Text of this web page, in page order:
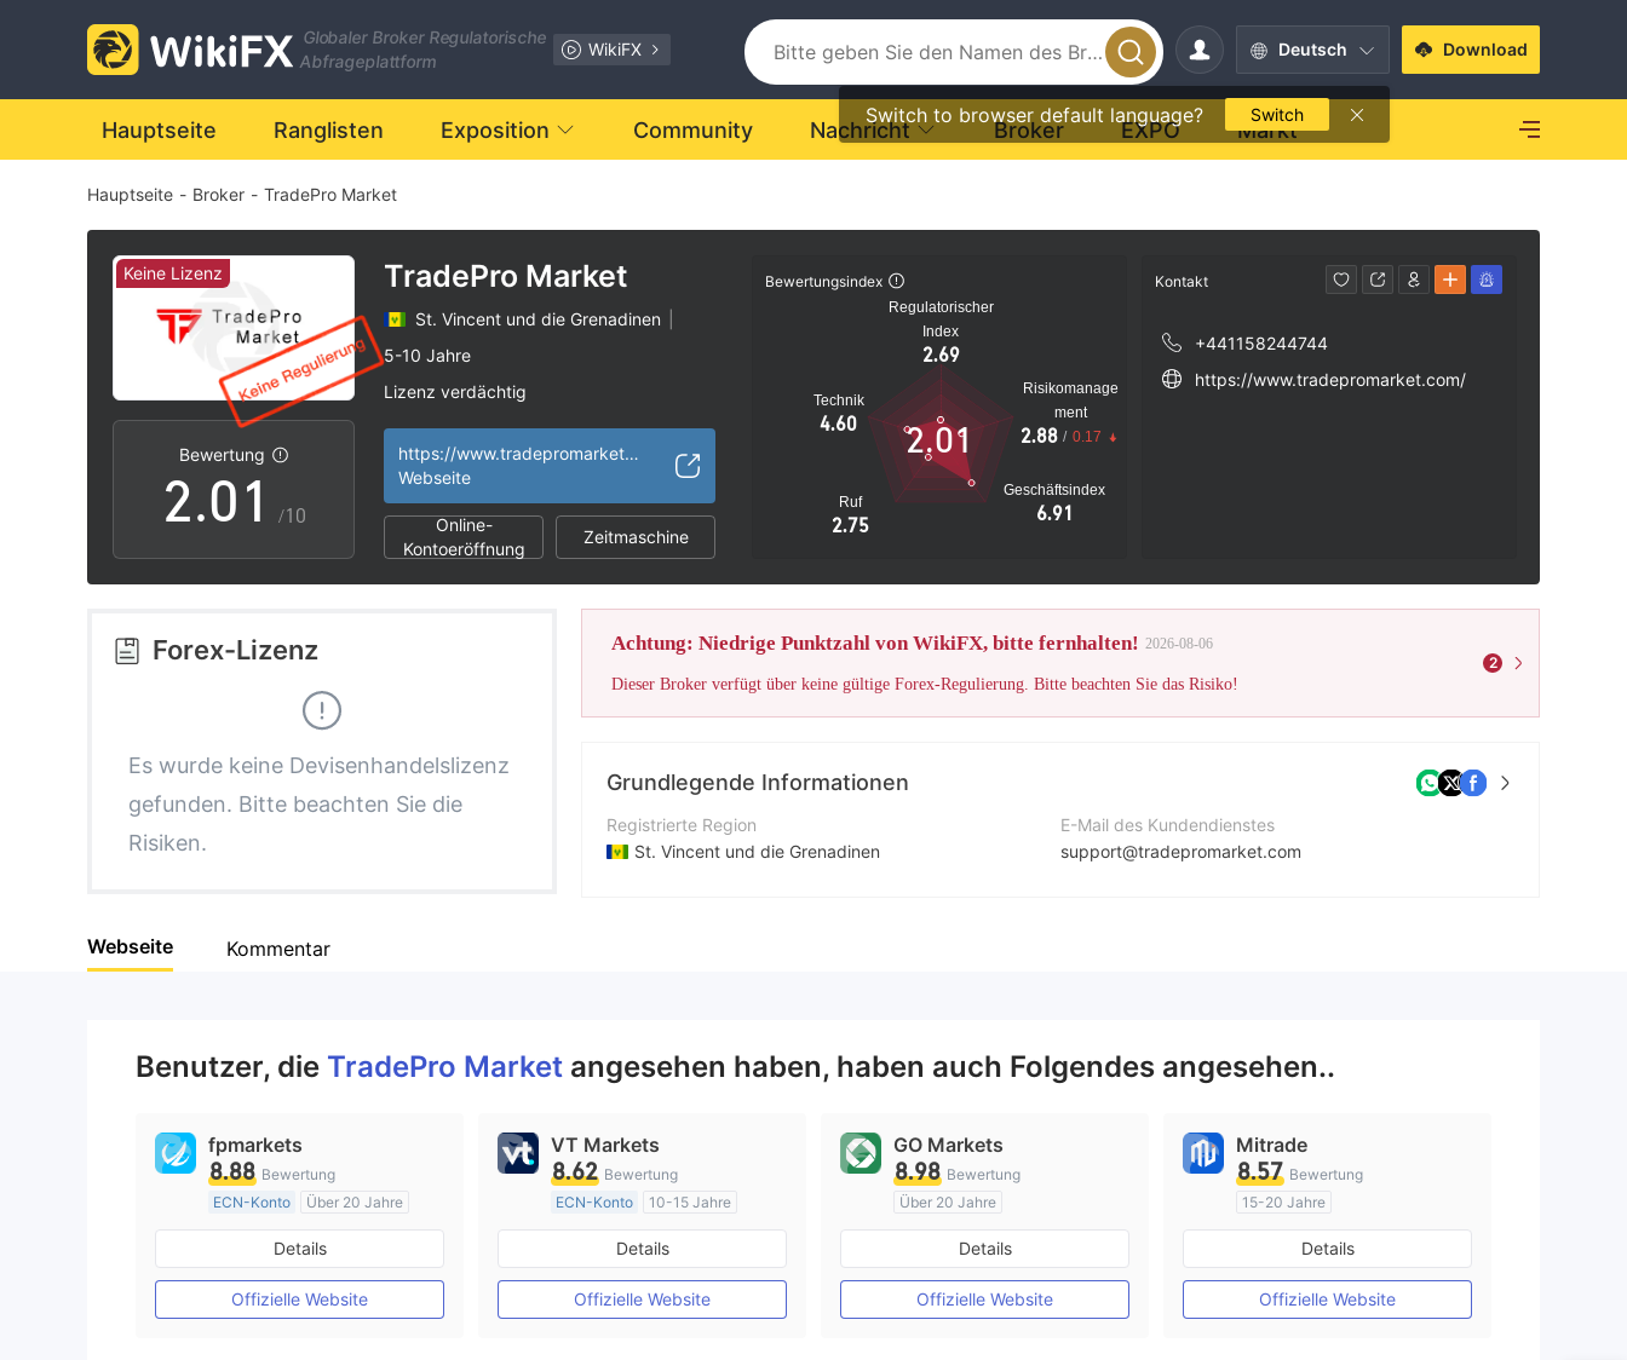
Globaler Broker Regulatorische
Abfrageplattform
WikiFX Deutsch
Switch to browser default language? Switch
Download
Hauptseite Ranglisten Exposition Community Nachricht Broker EXPO Markt
Hauptseite - Broker - TradePro Market
Keine Lizenz
Bewertung
0
1
2
3
4
6
7
9
.0
1
2
4
6
8
9
0
1
2
3
5
9
/10
TradePro Market
St. Vincent und die Grenadinen
5-10 Jahre
Lizenz verdächtig
Hohes potenzielles Risiko
https://www.tradepromarket.com/
Webseite
Online-
Kontoeröffnung
Zeitmaschine
Bewertungsindex
Regulatorischer
Index
2.69
Technik
4.60
Ruf
2.75
Geschäftsindex
6.91
Risikomanage
ment
2.88 / 0.17
2.01
Kontakt
+441158244744
https://www.tradepromarket.com/
Forex-Lizenz
Es wurde keine Devisenhandelslizenz
gefunden. Bitte beachten Sie die
Risiken.
Achtung: Niedrige Punktzahl von WikiFX, bitte fernhalten! 2026-08-06
Dieser Broker verfügt über keine gültige Forex-Regulierung. Bitte beachten Sie das Risiko!
2
Grundlegende Informationen
Registrierte Region
St. Vincent und die Grenadinen
E-Mail des Kundendienstes
support@tradepromarket.com
Webseite Kommentar
Benutzer, die TradePro Market angesehen haben, haben auch Folgendes angesehen..
fpmarkets
8.88 Bewertung
ECN-Konto
Über 20 Jahre
AustralienRegulierung
Market Making (MM)
MT4-Volllizenz
Details
Offizielle Website
VT Markets
8.62 Bewertung
ECN-Konto
10-15 Jahre
AustralienRegulierung
Market Making (MM)
MT4-Volllizenz
Details
Offizielle Website
GO Markets
8.98 Bewertung
Über 20 Jahre
AustralienRegulierung
Market Making (MM)
cTrader
Details
Offizielle Website
Mitrade
8.57 Bewertung
15-20 Jahre
AustralienRegulierung
Market Making (MM)
Selbstforschung
Details
Offizielle Website